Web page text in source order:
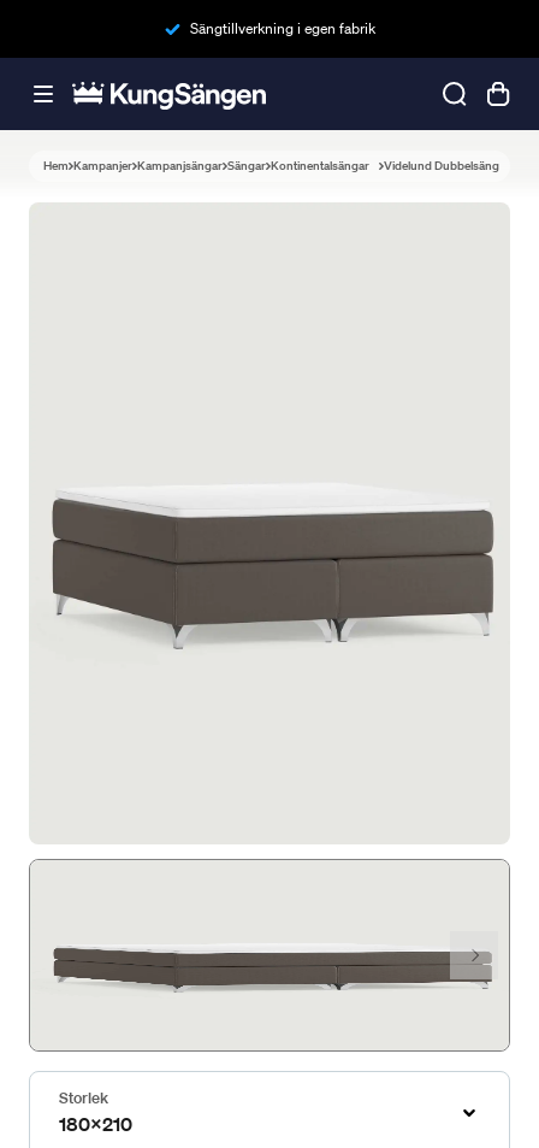
Sängtillverkning i egen fabrik
Hem Kampanjer Kampanjsängar Sängar Kontinentalsängar Videlund Dubbelsäng
Storlek
180x210